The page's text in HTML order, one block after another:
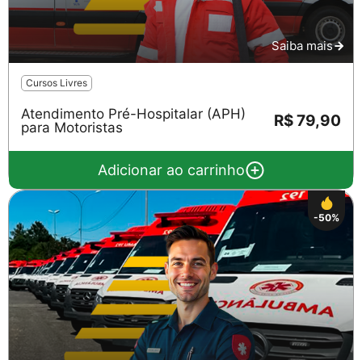
Saiba mais
Cursos Livres
Atendimento Pré-Hospitalar (APH)
para Motoristas
R$ 79,90
Adicionar ao carrinho
-50%